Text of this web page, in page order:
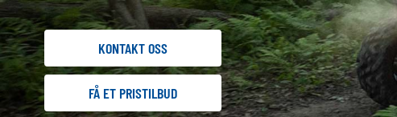
KONTAKT OSS
FÅ ET PRISTILBUD